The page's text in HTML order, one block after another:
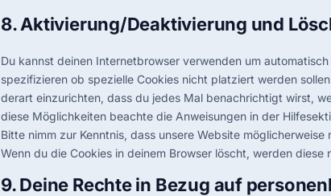
8. Aktivierung/Deaktivierung und
Du kannst deinen Internetbrowser verwenden um
spezifizieren ob spezielle Cookies nicht platziert werden
derart einzurichten, dass du jedes Mal benachrichtigt wirst,
diese Möglichkeiten beachte die Anweisungen in der
Bitte nimm zur Kenntnis, dass unsere Website
Wenn du die Cookies in deinem Browser löscht, werden
9. Deine Rechte in Bezug auf